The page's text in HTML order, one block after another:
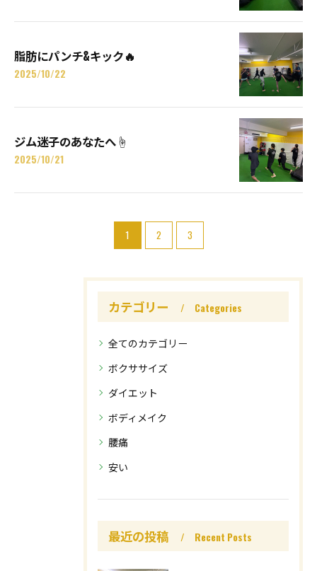
脂肪にパンチ&キック🔥
2025/10/22
ジム迷子のあなたへ☝️
2025/10/21
1 2 3
カテゴリー Categories
全てのカテゴリー
ボクササイズ
ダイエット
ボディメイク
腰痛
安い
最近の投稿 Recent Posts